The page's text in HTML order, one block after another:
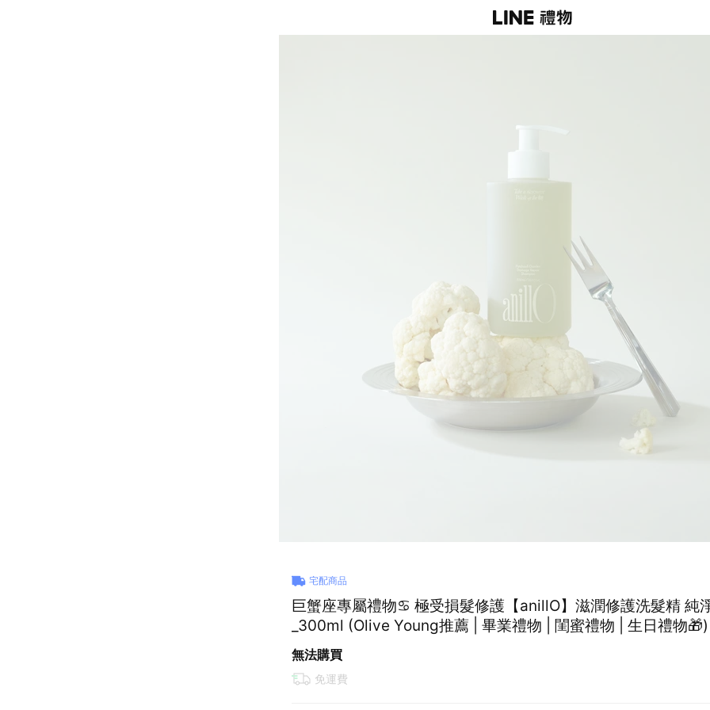
宅配商品
巨蟹座專屬禮物♋ 極受損髮修護【anillO】滋潤修護洗髮精 純
_300ml (Olive Young推薦 | 畢業禮物 | 閨蜜禮物 | 生日禮物🎁)
無法購買
免運費